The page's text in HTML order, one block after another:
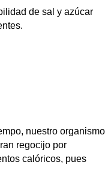
de sal y azúcar
nuestro organismo
regocijo por
calóricos, pues